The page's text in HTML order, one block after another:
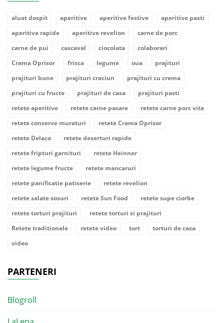
aluat dospit aperitive aperitive festive
aperitive pasti
aperitive rapide
aperitive revelion
carne de porc
carne de pui
cascaval ciocolata
colaborari
Crama Oprisor
frisca legume oua
prajituri
prajituri bune
prajituri craciun
prajituri cu crema
prajituri cu fructe
prajituri de casa
prajituri pasti
retete aperitive
retete carne pasare
retete carne porc vita
retete conserve muraturi
retete Crama Oprisor
retete Delaco
retete deserturi rapide
retete fripturi garnituri
retete Heinner
retete legume fructe
retete mancaruri
retete panificatie patiserie
retete revelion
retete salate sosuri
retete Sun Food
retete supe ciorbe
retete torturi prajituri
retete torturi si prajituri
Retete traditionale
retete video tort
torturi de casa
video
PARTENERI
Blogroll